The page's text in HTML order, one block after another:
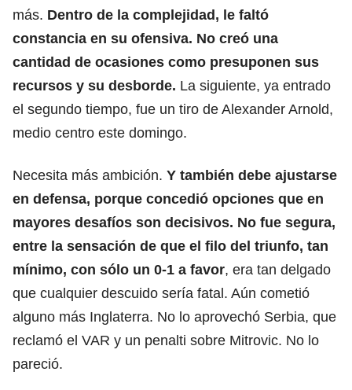
más. Dentro de la complejidad, le faltó
constancia en su ofensiva. No creó una
cantidad de ocasiones como presuponen sus
recursos y su desborde. La siguiente, ya entrado
el segundo tiempo, fue un tiro de Alexander Arnold,
medio centro este domingo.
Necesita más ambición. Y también debe ajustarse
en defensa, porque concedió opciones que en
mayores desafíos son decisivos. No fue segura,
entre la sensación de que el filo del triunfo, tan
mínimo, con sólo un 0-1 a favor, era tan delgado
que cualquier descuido sería fatal. Aún cometió
alguno más Inglaterra. No lo aprovechó Serbia, que
reclamó el VAR y un penalti sobre Mitrovic. No lo
pareció.